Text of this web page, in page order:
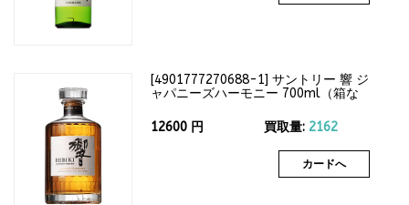
[4901777270688-1] サントリー 響 ジ
ャパニーズハーモニー 700ml（箱な
12600 円 買取量: 2162
カードへ